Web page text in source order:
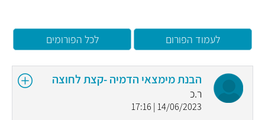
לעמוד הפורום לכל הפורומים
הבנת מימצאי הדמיה -קצת לחוצה
ר.כ
14/06/2023 | 17:16